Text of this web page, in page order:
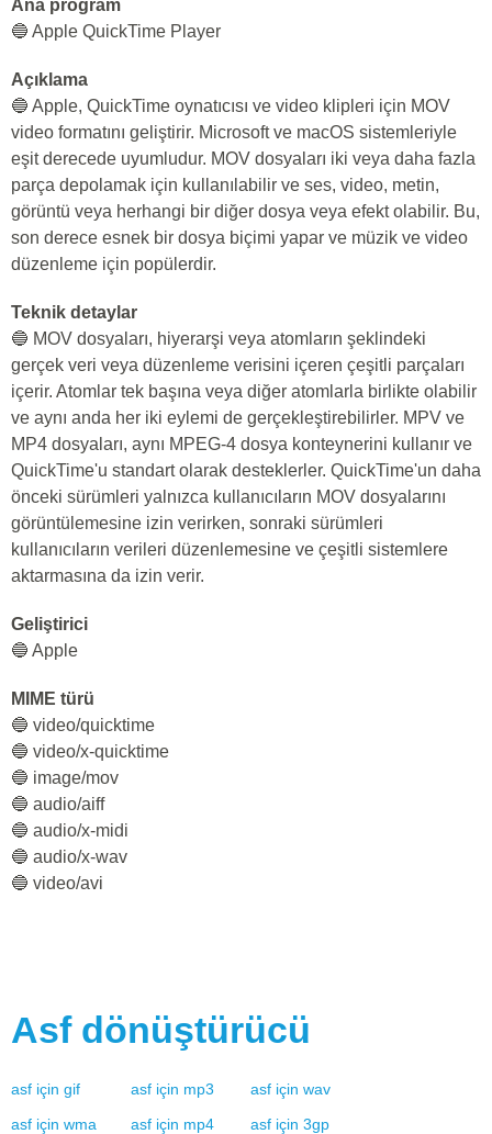
Ana program
🔵 Apple QuickTime Player
Açıklama
🔵 Apple, QuickTime oynatıcısı ve video klipleri için MOV
video formatını geliştirir. Microsoft ve macOS sistemleriyle
eşit derecede uyumludur. MOV dosyaları iki veya daha fazla
parça depolamak için kullanılabilir ve ses, video, metin,
görüntü veya herhangi bir diğer dosya veya efekt olabilir. Bu,
son derece esnek bir dosya biçimi yapar ve müzik ve video
düzenleme için popülerdir.
Teknik detaylar
🔵 MOV dosyaları, hiyerarşi veya atomların şeklindeki
gerçek veri veya düzenleme verisini içeren çeşitli parçaları
içerir. Atomlar tek başına veya diğer atomlarla birlikte olabilir
ve aynı anda her iki eylemi de gerçekleştirebilirler. MPV ve
MP4 dosyaları, aynı MPEG-4 dosya konteynerini kullanır ve
QuickTime'u standart olarak desteklerler. QuickTime'un daha
önceki sürümleri yalnızca kullanıcıların MOV dosyalarını
görüntülemesine izin verirken, sonraki sürümleri
kullanıcıların verileri düzenlemesine ve çeşitli sistemlere
aktarmasına da izin verir.
Geliştirici
🔵 Apple
MIME türü
🔵 video/quicktime
🔵 video/x-quicktime
🔵 image/mov
🔵 audio/aiff
🔵 audio/x-midi
🔵 audio/x-wav
🔵 video/avi
Asf dönüştürücü
asf için gif asf için mp3 asf için wav
asf için wma asf için mp4 asf için 3gp